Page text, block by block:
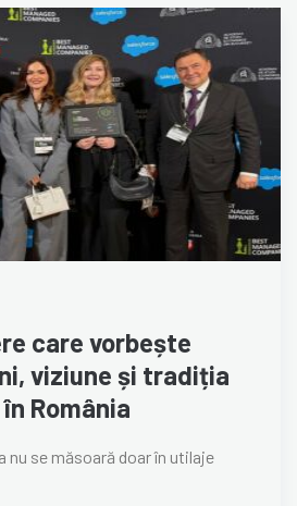
care vorbește
viziune și tradiția
România
nu se măsoară doar în utilaje